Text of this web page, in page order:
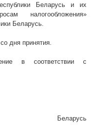
Беларусь и их
налогообложения»
Беларусь.
дня принятия.
в соответствии с